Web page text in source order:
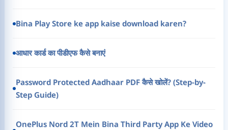
Bina Play Store ke app kaise download karen?
आधार कार्ड का पीडीएफ कैसे बनाएं
Password Protected Aadhaar PDF कैसे खोलें? (Step-by-
Step Guide)
OnePlus Nord 2T Mein Bina Third Party App Ke Video